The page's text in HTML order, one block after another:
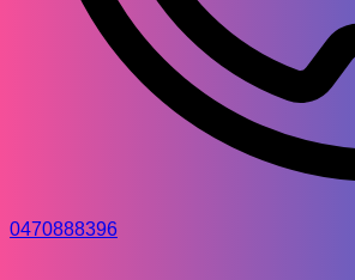
0470888396